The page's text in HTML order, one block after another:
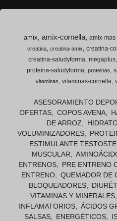
amix amix-cornella amix-
creatina creatina-amix creatina-
creatina-saludyforma megaplus
proteina-saludyforma proteinas
vitaminas
vitaminas-cornella
ASESORAMIENTO
OFERTAS
COPOS AVENA
DE ARROZ
VOLUMINIZADORES
ESTIMULANTE
MUSCULAR
ENTRENOS
PRE ENTRENO
ENTRENO
QUEMADOR DE
BLOQUEADORES
VITAMINAS Y MINERALES
INFLAMATORIOS
ÁCIDOS
SALSAS
ENERGÉTICOS